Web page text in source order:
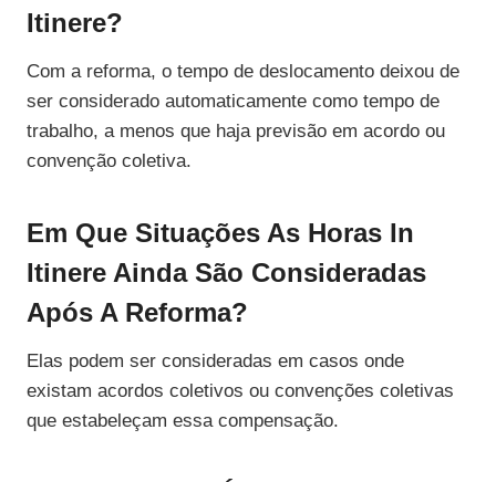
Itinere?
Com a reforma, o tempo de deslocamento deixou de
ser considerado automaticamente como tempo de
trabalho, a menos que haja previsão em acordo ou
convenção coletiva.
Em Que Situações As Horas In
Itinere Ainda São Consideradas
Após A Reforma?
Elas podem ser consideradas em casos onde
existam acordos coletivos ou convenções coletivas
que estabeleçam essa compensação.